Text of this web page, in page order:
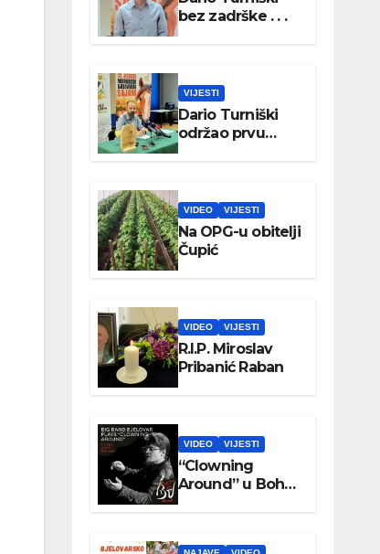
bez zadrške . . .
VIJESTI
Dario Turniški
održao prvu
konferenciju za
VIDEO VIJESTI
Na OPG-u obitelji
Čupić
VIDEO VIJESTI
R.I.P. Miroslav
Pribanić Raban
VIDEO VIJESTI
“Clowning
Around” u Boho
parku